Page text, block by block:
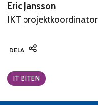
Eric Jansson
IKT projektkoordinator
DELA
IT BITEN